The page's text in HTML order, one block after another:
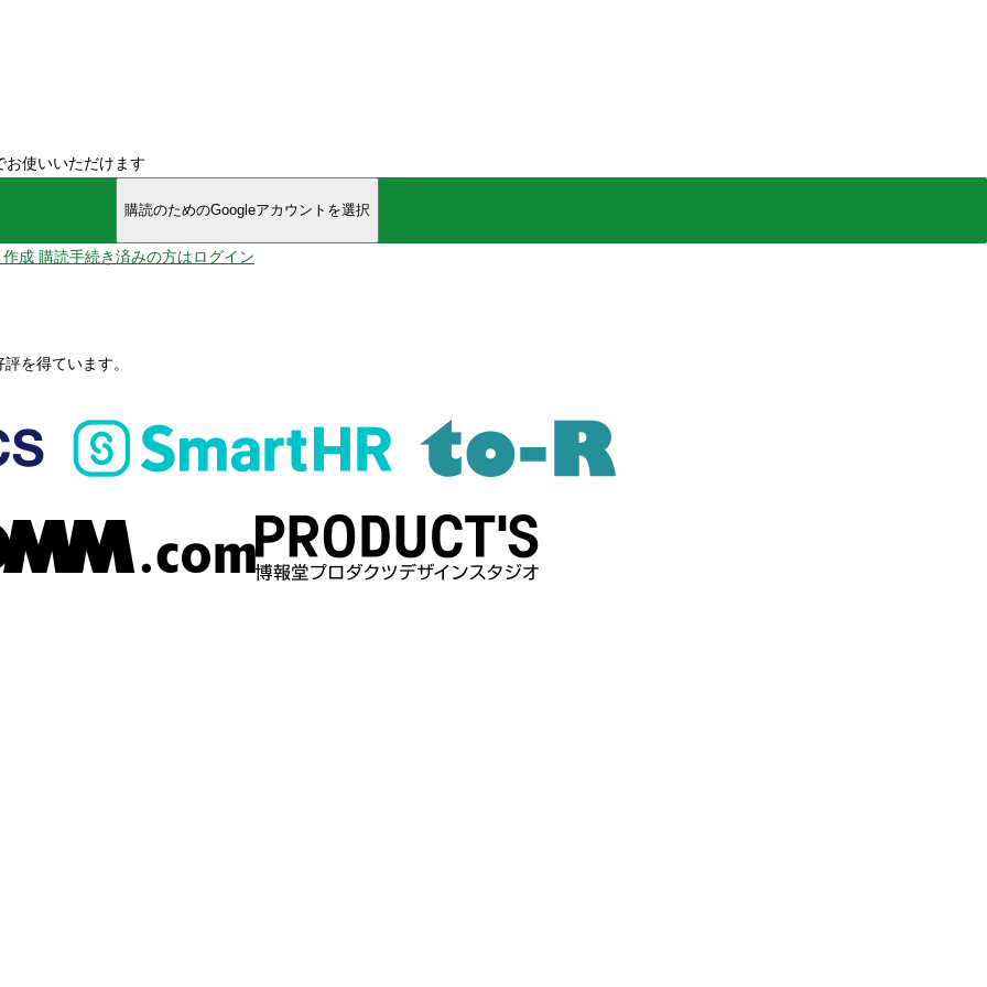
使いいただけます
購読のためのGoogleアカウントを選択
成 購読手続き済みの方はログイン
を得ています。